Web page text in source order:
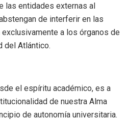
las entidades externas al
de interferir en las
a los órganos de
del Atlántico.
el espíritu académico, es a
de nuestra Alma
de autonomía universitaria.